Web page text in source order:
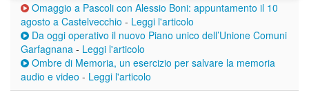
Omaggio a Pascoli con Alessio Boni: appuntamento il 10
agosto a Castelvecchio - Leggi l'articolo
Da oggi operativo il nuovo Piano unico dell’Unione Comuni
Garfagnana - Leggi l'articolo
Ombre di Memoria, un esercizio per salvare la memoria
audio e video - Leggi l'articolo